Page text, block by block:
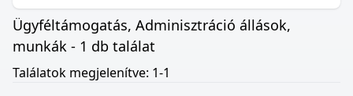
Ügyféltámogatás, Adminisztráció állások,
munkák - 1 db találat
Találatok megjelenítve: 1-1